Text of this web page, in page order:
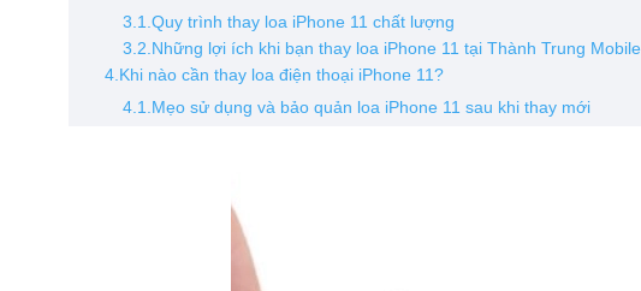
3.1.Quy trình thay loa iPhone 11 chất lượng
3.2.Những lợi ích khi bạn thay loa iPhone 11 tại Thành Trung Mobile
4.Khi nào cần thay loa điện thoại iPhone 11?
4.1.Mẹo sử dụng và bảo quản loa iPhone 11 sau khi thay mới